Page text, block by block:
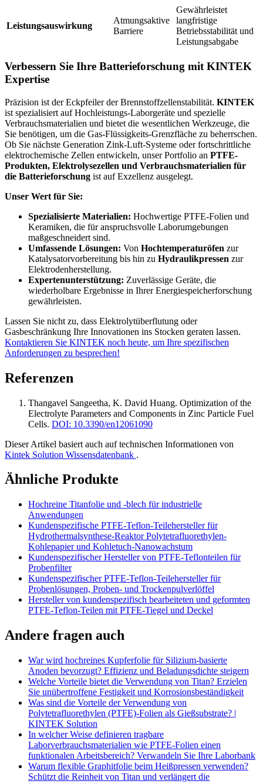
Leistungsauswirkung
Atmungsaktive
Barriere
Gewährleistet
langfristige
Betriebsstabilität und
Leistungsabgabe
Verbessern Sie Ihre Batterieforschung mit KINTEK
Expertise
Präzision ist der Eckpfeiler der Brennstoffzellenstabilität. KINTEK
ist spezialisiert auf Hochleistungs-Laborgeräte und spezielle
Verbrauchsmaterialien und bietet die wesentlichen Werkzeuge, die
Sie benötigen, um die Gas-Flüssigkeits-Grenzfläche zu beherrschen.
Ob Sie nächste Generation Zink-Luft-Systeme oder fortschrittliche
elektrochemische Zellen entwickeln, unser Portfolio an PTFE-
Produkten, Elektrolysezellen und Verbrauchsmaterialien für
die Batterieforschung ist auf Exzellenz ausgelegt.
Unser Wert für Sie:
Spezialisierte Materialien: Hochwertige PTFE-Folien und
Keramiken, die für anspruchsvolle Laborumgebungen
maßgeschneidert sind.
Umfassende Lösungen: Von Hochtemperaturöfen zur
Katalysatorvorbereitung bis hin zu Hydraulikpressen zur
Elektrodenherstellung.
Expertenunterstützung: Zuverlässige Geräte, die
wiederholbare Ergebnisse in Ihrer Energiespeicherforschung
gewährleisten.
Lassen Sie nicht zu, dass Elektrolytüberflutung oder
Gasbeschränkung Ihre Innovationen ins Stocken geraten lassen.
Kontaktieren Sie KINTEK noch heute, um Ihre spezifischen
Anforderungen zu besprechen!
Referenzen
Thangavel Sangeetha, K. David Huang. Optimization of the
Electrolyte Parameters and Components in Zinc Particle Fuel
Cells. DOI: 10.3390/en12061090
Dieser Artikel basiert auch auf technischen Informationen von
Kintek Solution Wissensdatenbank .
Ähnliche Produkte
Hochreine Titanfolie und -blech für industrielle
Anwendungen
Kundenspezifische PTFE-Teflon-Teilehersteller für
Hydrothermalsynthese-Reaktor Polytetrafluorethylen-
Kohlepapier und Kohletuch-Nanowachstum
Kundenspezifischer Hersteller von PTFE-Teflonteilen für
Probenfilter
Kundenspezifischer PTFE-Teflon-Teilehersteller für
Probenlösungen, Proben- und Trockenpulverlöffel
Hersteller von kundenspezifisch bearbeiteten und geformten
PTFE-Teflon-Teilen mit PTFE-Tiegel und Deckel
Andere fragen auch
War wird hochreines Kupferfolie für Silizium-basierte
Anoden bevorzugt? Effizienz und Beladungsdichte steigern
Welche Vorteile bietet die Verwendung von Titan? Erzielen
Sie unübertroffene Festigkeit und Korrosionsbeständigkeit
Was sind die Vorteile der Verwendung von
Polytetrafluorethylen (PTFE)-Folien als Gießsubstrate? |
KINTEK Solution
In welcher Weise definieren tragbare
Laborverbrauchsmaterialien wie PTFE-Folien einen
funktionalen Arbeitsbereich? Verwandeln Sie Ihre Laborbank
Warum flexible Graphitfolie beim Heißpressen verwenden?
Schützt die Reinheit von Titan und verlängert die